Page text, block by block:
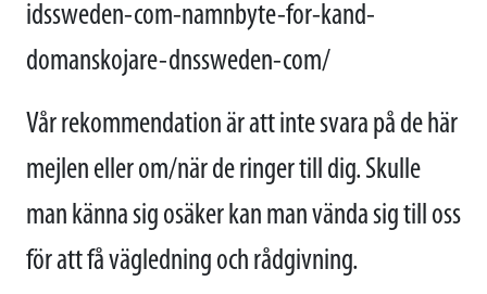
idssweden-com-namnbyte-for-kand-
domanskojare-dnssweden-com/
Vår rekommendation är att inte svara på de här
mejlen eller om/när de ringer till dig. Skulle
man känna sig osäker kan man vända sig till oss
för att få vägledning och rådgivning.